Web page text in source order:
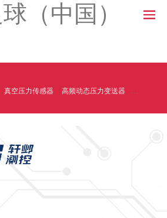
（中国）
真空压力传感器 高频动态压力变送器 温压一体